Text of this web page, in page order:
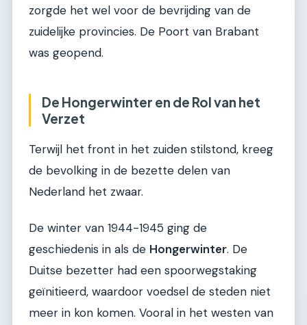
zorgde het wel voor de bevrijding van de
zuidelijke provincies. De Poort van Brabant
was geopend.
De Hongerwinter en de Rol van het
Verzet
Terwijl het front in het zuiden stilstond, kreeg
de bevolking in de bezette delen van
Nederland het zwaar.
De winter van 1944-1945 ging de
geschiedenis in als de Hongerwinter. De
Duitse bezetter had een spoorwegstaking
geïnitieerd, waardoor voedsel de steden niet
meer in kon komen. Vooral in het westen van